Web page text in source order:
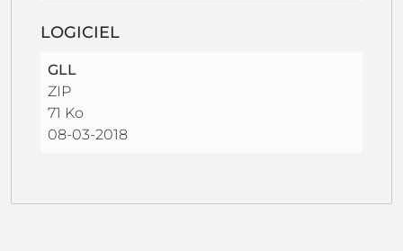
LOGICIEL
GLL
ZIP
71 Ko
08-03-2018